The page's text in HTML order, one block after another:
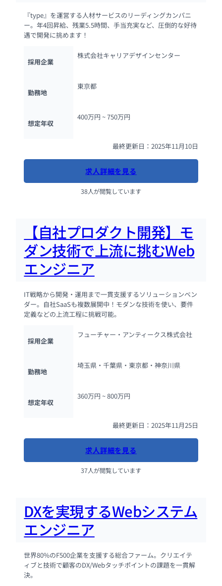
『type』を運営する人材サービスのリーディングカンパニ
ー。年4回昇給、残業5.5時間、手当充実など、圧倒的な好待
遇で開発に挑めます！
採用企業
株式会社キャリアデザインセンター
勤務地
東京都
想定年収
400万円 ~ 750万円
最終更新日：2025年11月10日
求人詳細を見る
38人が閲覧しています
【自社プロダクト開発】モ
ダン技術で上流に挑むWeb
エンジニア
IT戦略から開発・運用まで一貫支援するソリューションベン
ダー。自社SaaSも複数展開中！モダンな技術を使い、要件
定義などの上流工程に挑戦可能。
採用企業
フューチャー・アンティークス株式会社
勤務地
埼玉県・千葉県・東京都・神奈川県
想定年収
360万円 ~ 800万円
最終更新日：2025年11月25日
求人詳細を見る
37人が閲覧しています
DXを実現するWebシステム
エンジニア
世界80%のF500企業を支援する総合ファーム。クリエイテ
ィブと技術で顧客のDX/Webタッチポイントの課題を一貫解
決。